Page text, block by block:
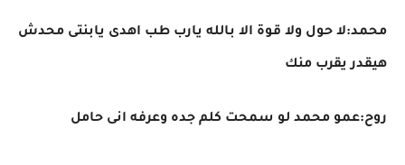
محمد:لا حول ولا قوة الا بالله يارب طب اهدى يابنتى محدش
هيقدر يقرب منك
روح:عمو محمد لو سمحت كلم جده وعرفه انى حامل